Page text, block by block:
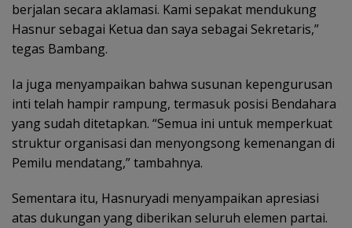
berjalan secara aklamasi. Kami sepakat mendukung
Hasnur sebagai Ketua dan saya sebagai Sekretaris,”
tegas Bambang.
Ia juga menyampaikan bahwa susunan kepengurusan
inti telah hampir rampung, termasuk posisi Bendahara
yang sudah ditetapkan. “Semua ini untuk memperkuat
struktur organisasi dan menyongsong kemenangan di
Pemilu mendatang,” tambahnya.
Sementara itu, Hasnuryadi menyampaikan apresiasi
atas dukungan yang diberikan seluruh elemen partai.